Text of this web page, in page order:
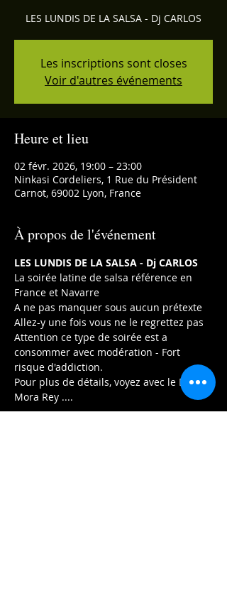
LES LUNDIS DE LA SALSA - Dj CARLOS
Les inscriptions sont closes
Voir d'autres événements
Heure et lieu
02 févr. 2026, 19:00 – 23:00
Ninkasi Cordeliers, 1 Rue du Président
Carnot, 69002 Lyon, France
À propos de l'événement
LES LUNDIS DE LA SALSA - Dj CARLOS
La soirée latine de salsa référence en
France et Navarre
A ne pas manquer sous aucun prétexte
Allez-y une fois vous ne le regrettez pas
Attention ce type de soirée est a
consommer avec modération - Fort
risque d'addiction.
Pour plus de détails, voyez avec le Dr.
Mora Rey ....